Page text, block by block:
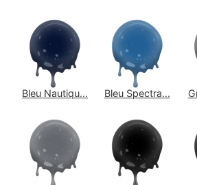
Bleu Nautiqu... Bleu Spectra...